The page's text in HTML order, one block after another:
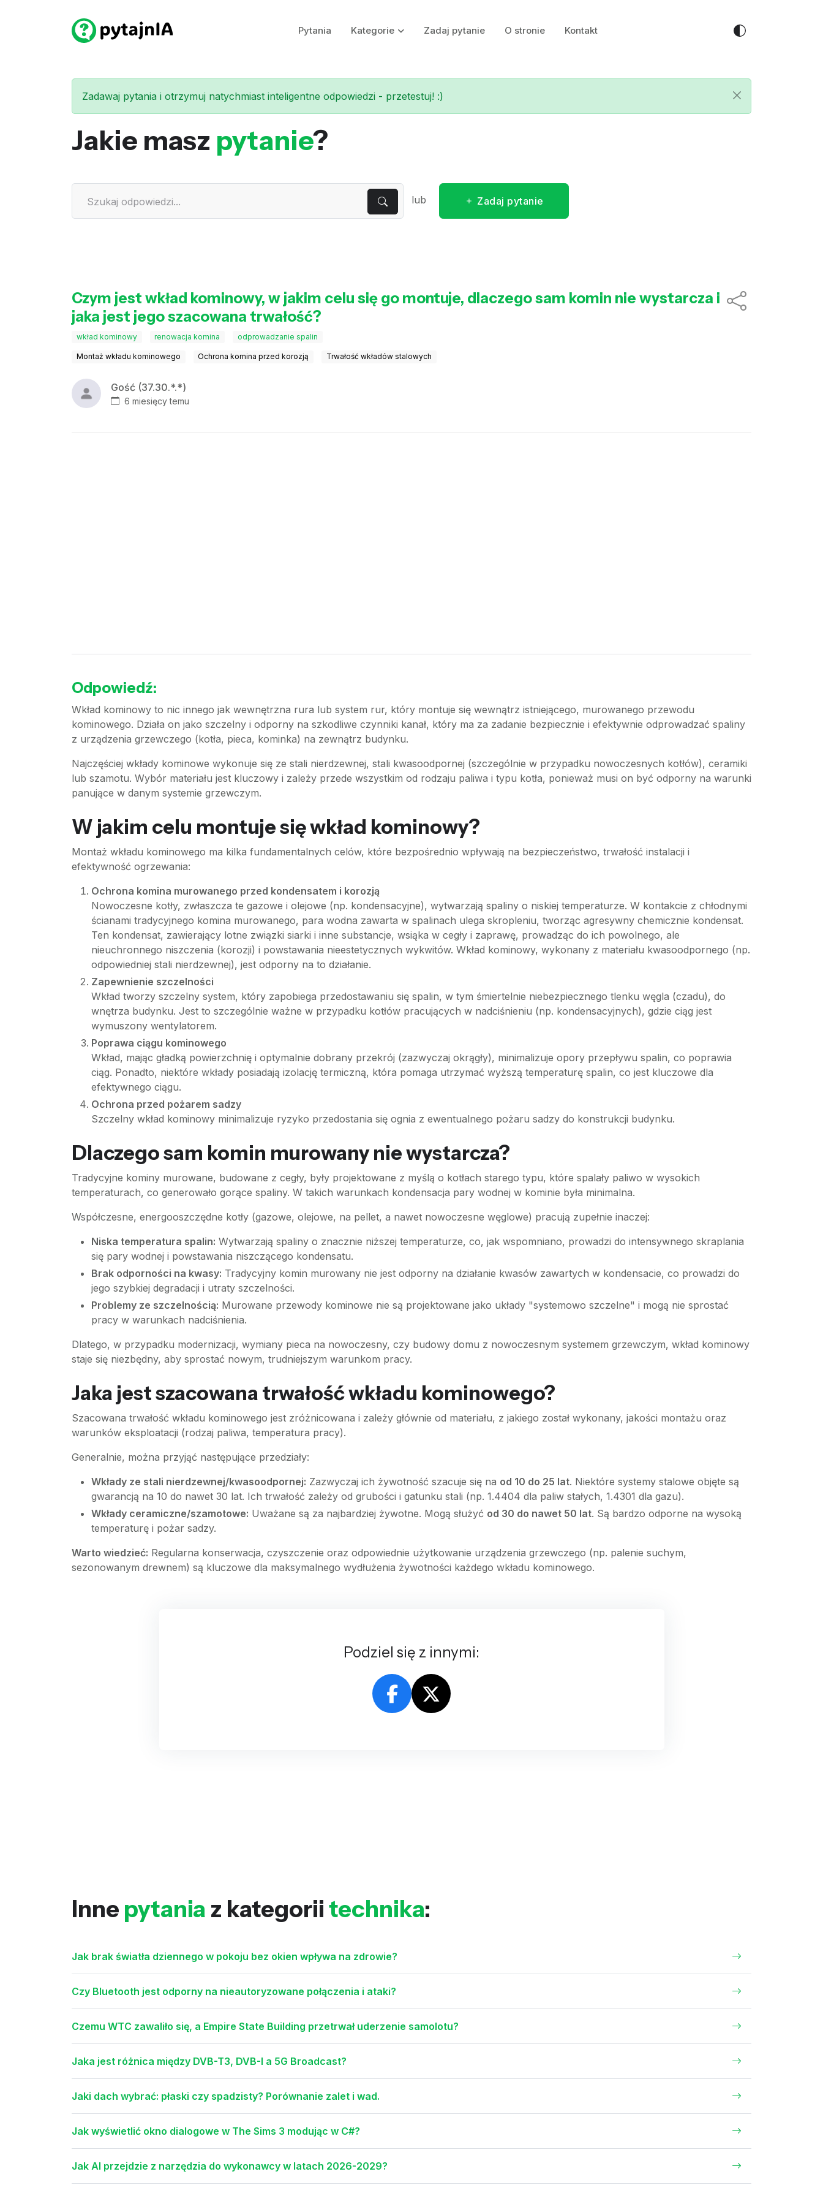
Pytania Kategorie Zadaj pytanie O stronie Kontakt
Zadawaj pytania i otrzymuj natychmiast inteligentne odpowiedzi - przetestuj! :)
Jakie masz pytanie?
lub Zadaj pytanie
Czym jest wkład kominowy, w jakim celu się go montuje, dlaczego sam komin nie wystarcza i
jaka jest jego szacowana trwałość?
wkład kominowy renowacja komina odprowadzanie spalin
Montaż wkładu kominowego Ochrona komina przed korozją Trwałość wkładów stalowych
Gość (37.30.*.*)
6 miesięcy temu
Odpowiedź:
Wkład kominowy to nic innego jak wewnętrzna rura lub system rur, który montuje się wewnątrz istniejącego, murowanego przewodu
kominowego. Działa on jako szczelny i odporny na szkodliwe czynniki kanał, który ma za zadanie bezpiecznie i efektywnie odprowadzać spaliny
z urządzenia grzewczego (kotła, pieca, kominka) na zewnątrz budynku.
Najczęściej wkłady kominowe wykonuje się ze stali nierdzewnej, stali kwasoodpornej (szczególnie w przypadku nowoczesnych kotłów), ceramiki
lub szamotu. Wybór materiału jest kluczowy i zależy przede wszystkim od rodzaju paliwa i typu kotła, ponieważ musi on być odporny na warunki
panujące w danym systemie grzewczym.
W jakim celu montuje się wkład kominowy?
Montaż wkładu kominowego ma kilka fundamentalnych celów, które bezpośrednio wpływają na bezpieczeństwo, trwałość instalacji i
efektywność ogrzewania:
Ochrona komina murowanego przed kondensatem i korozją
Nowoczesne kotły, zwłaszcza te gazowe i olejowe (np. kondensacyjne), wytwarzają spaliny o niskiej temperaturze. W kontakcie z chłodnymi
ścianami tradycyjnego komina murowanego, para wodna zawarta w spalinach ulega skropleniu, tworząc agresywny chemicznie kondensat.
Ten kondensat, zawierający lotne związki siarki i inne substancje, wsiąka w cegły i zaprawę, prowadząc do ich powolnego, ale
nieuchronnego niszczenia (korozji) i powstawania nieestetycznych wykwitów. Wkład kominowy, wykonany z materiału kwasoodpornego (np.
odpowiedniej stali nierdzewnej), jest odporny na to działanie.
Zapewnienie szczelności
Wkład tworzy szczelny system, który zapobiega przedostawaniu się spalin, w tym śmiertelnie niebezpiecznego tlenku węgla (czadu), do
wnętrza budynku. Jest to szczególnie ważne w przypadku kotłów pracujących w nadciśnieniu (np. kondensacyjnych), gdzie ciąg jest
wymuszony wentylatorem.
Poprawa ciągu kominowego
Wkład, mając gładką powierzchnię i optymalnie dobrany przekrój (zazwyczaj okrągły), minimalizuje opory przepływu spalin, co poprawia
ciąg. Ponadto, niektóre wkłady posiadają izolację termiczną, która pomaga utrzymać wyższą temperaturę spalin, co jest kluczowe dla
efektywnego ciągu.
Ochrona przed pożarem sadzy
Szczelny wkład kominowy minimalizuje ryzyko przedostania się ognia z ewentualnego pożaru sadzy do konstrukcji budynku.
Dlaczego sam komin murowany nie wystarcza?
Tradycyjne kominy murowane, budowane z cegły, były projektowane z myślą o kotłach starego typu, które spalały paliwo w wysokich
temperaturach, co generowało gorące spaliny. W takich warunkach kondensacja pary wodnej w kominie była minimalna.
Współczesne, energooszczędne kotły (gazowe, olejowe, na pellet, a nawet nowoczesne węglowe) pracują zupełnie inaczej:
Niska temperatura spalin: Wytwarzają spaliny o znacznie niższej temperaturze, co, jak wspomniano, prowadzi do intensywnego skraplania
się pary wodnej i powstawania niszczącego kondensatu.
Brak odporności na kwasy: Tradycyjny komin murowany nie jest odporny na działanie kwasów zawartych w kondensacie, co prowadzi do
jego szybkiej degradacji i utraty szczelności.
Problemy ze szczelnością: Murowane przewody kominowe nie są projektowane jako układy "systemowo szczelne" i mogą nie sprostać
pracy w warunkach nadciśnienia.
Dlatego, w przypadku modernizacji, wymiany pieca na nowoczesny, czy budowy domu z nowoczesnym systemem grzewczym, wkład kominowy
staje się niezbędny, aby sprostać nowym, trudniejszym warunkom pracy.
Jaka jest szacowana trwałość wkładu kominowego?
Szacowana trwałość wkładu kominowego jest zróżnicowana i zależy głównie od materiału, z jakiego został wykonany, jakości montażu oraz
warunków eksploatacji (rodzaj paliwa, temperatura pracy).
Generalnie, można przyjąć następujące przedziały:
Wkłady ze stali nierdzewnej/kwasoodpornej: Zazwyczaj ich żywotność szacuje się na od 10 do 25 lat. Niektóre systemy stalowe objęte są
gwarancją na 10 do nawet 30 lat. Ich trwałość zależy od grubości i gatunku stali (np. 1.4404 dla paliw stałych, 1.4301 dla gazu).
Wkłady ceramiczne/szamotowe: Uważane są za najbardziej żywotne. Mogą służyć od 30 do nawet 50 lat. Są bardzo odporne na wysoką
temperaturę i pożar sadzy.
Warto wiedzieć: Regularna konserwacja, czyszczenie oraz odpowiednie użytkowanie urządzenia grzewczego (np. palenie suchym,
sezonowanym drewnem) są kluczowe dla maksymalnego wydłużenia żywotności każdego wkładu kominowego.
Podziel się z innymi:
Inne pytania z kategoriitechnika:
Jak brak światła dziennego w pokoju bez okien wpływa na zdrowie?
Czy Bluetooth jest odporny na nieautoryzowane połączenia i ataki?
Czemu WTC zawaliło się, a Empire State Building przetrwał uderzenie samolotu?
Jaka jest różnica między DVB-T3, DVB-I a 5G Broadcast?
Jaki dach wybrać: płaski czy spadzisty? Porównanie zalet i wad.
Jak wyświetlić okno dialogowe w The Sims 3 modując w C#?
Jak AI przejdzie z narzędzia do wykonawcy w latach 2026-2029?